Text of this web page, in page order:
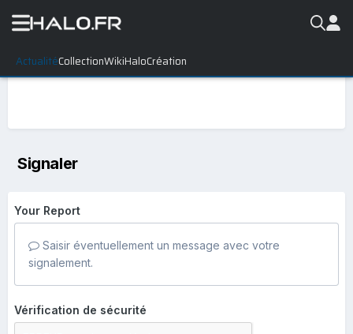
ActualitéCollectionWikiHaloCréation
Signaler
Your Report
Saisir éventuellement un message avec votre
signalement.
Vérification de sécurité